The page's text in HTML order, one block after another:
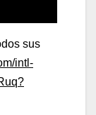
sus
intl-